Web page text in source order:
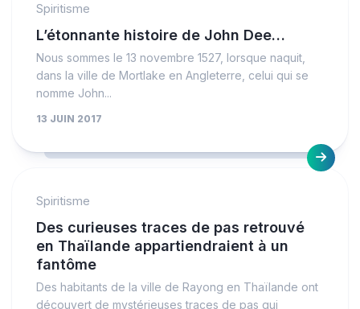
Spiritisme
L’étonnante histoire de John Dee…
Nous sommes le 13 novembre 1527, lorsque naquit,
dans la ville de Mortlake en Angleterre, celui qui se
nomme John...
13 JUIN 2017
Spiritisme
Des curieuses traces de pas retrouvé
en Thaïlande appartiendraient à un
fantôme
Des habitants de la ville de Rayong en Thaïlande ont
découvert de mystérieuses traces de pas qui